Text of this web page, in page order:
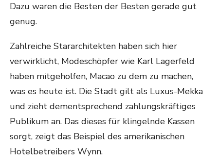
Dazu waren die Besten der Besten gerade gut
genug.
Zahlreiche Stararchitekten haben sich hier
verwirklicht, Modeschöpfer wie Karl Lagerfeld
haben mitgeholfen, Macao zu dem zu machen,
was es heute ist. Die Stadt gilt als Luxus-Mekka
und zieht dementsprechend zahlungskräftiges
Publikum an. Das dieses für klingelnde Kassen
sorgt, zeigt das Beispiel des amerikanischen
Hotelbetreibers Wynn.